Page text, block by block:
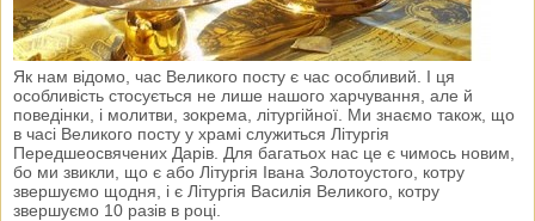
Як нам відомо, час Великого посту є час особливий. І ця
особливість стосується не лише нашого харчування, але й
поведінки, і молитви, зокрема, літургійної. Ми знаємо також, що
в часі Великого посту у храмі служиться Літургія
Передшеосвячених Дарів. Для багатьох нас це є чимось новим,
бо ми звикли, що є або Літургія Івана Золотоустого, котру
звершуємо щодня, і є Літургія Василія Великого, котру
звершуємо 10 разів в році.